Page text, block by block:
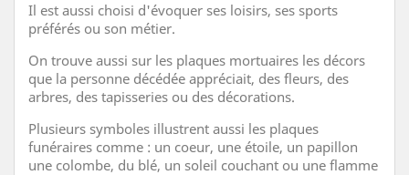
Il est aussi choisi d'évoquer ses loisirs, ses sports
préférés ou son métier.
On trouve aussi sur les plaques mortuaires les décors
que la personne décédée appréciait, des fleurs, des
arbres, des tapisseries ou des décorations.
Plusieurs symboles illustrent aussi les plaques
funéraires comme : un coeur, une étoile, un papillon
une colombe, du blé, un soleil couchant ou une flamme